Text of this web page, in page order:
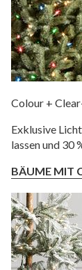
Colour +
Exklusive
lassen und 30
BÄUME MIT